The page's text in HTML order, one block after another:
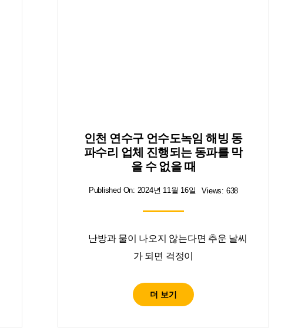
인천 연수구 언수도녹임 해빙 동
파수리 업체 진행되는 동파를 막
을 수 없을 때
Published On: 2024년 11월 16일 Views: 638
난방과 물이 나오지 않는다면 추운 날씨
가 되면 걱정이
더 보기